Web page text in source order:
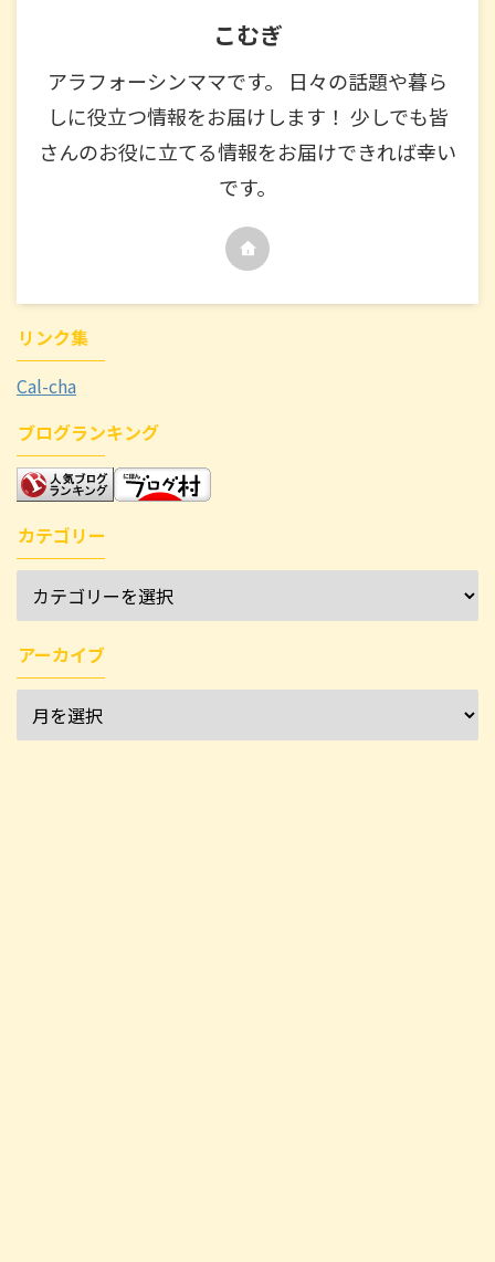
こむぎ
アラフォーシンママです。 日々の話題や暮ら
しに役立つ情報をお届けします！ 少しでも皆
さんのお役に立てる情報をお届けできれば幸い
です。
リンク集
Cal-cha
ブログランキング
カテゴリー
アーカイブ